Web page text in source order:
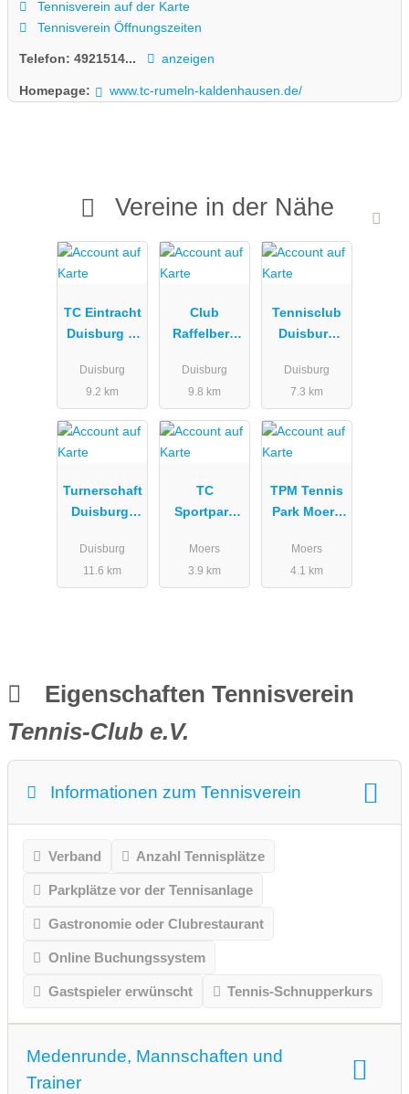
Tennisverein auf der Karte
Tennisverein Öffnungszeiten
Telefon: 4921514... anzeigen
Homepage: www.tc-rumeln-kaldenhausen.de/
Vereine in der Nähe
TC Eintracht
Duisburg e.
Duisburg
9.2 km
Club
Raffelberg
Duisburg
9.8 km
Tennisclub
Duisburg
Duisburg
7.3 km
Turnerschaft
Duisburg-
e.V.
Duisburg
11.6 km
TC
Sportpark
Asberg e.V.
Moers
3.9 km
TPM Tennis
Park Moers
Moers
4.1 km
Eigenschaften Tennisverein
Tennis-Club e.V.
Informationen zum Tennisverein
Verband Anzahl Tennisplätze
Parkplätze vor der Tennisanlage
Gastronomie oder Clubrestaurant
Online Buchungssystem
Gastspieler erwünscht Tennis-Schnupperkurs
Medenrunde, Mannschaften und
Trainer